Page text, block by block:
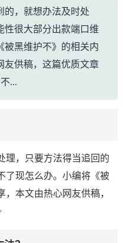
的，就想办法及时处
性很大部分出款端口维
被黑维护不》的相关内
友供稿，这篇优质文章
...
理，只要方法得当追回的
了现怎么办。小编将《被
本文由热心网友供稿，